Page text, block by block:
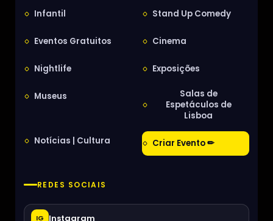
Infantil Stand Up Comedy
Eventos Gratuitos Cinema
Nightlife Exposições
Museus
Salas de
Espetáculos de
Lisboa
Notícias | Cultura Criar Evento ✏
REDES SOCIAIS
IG Instagram